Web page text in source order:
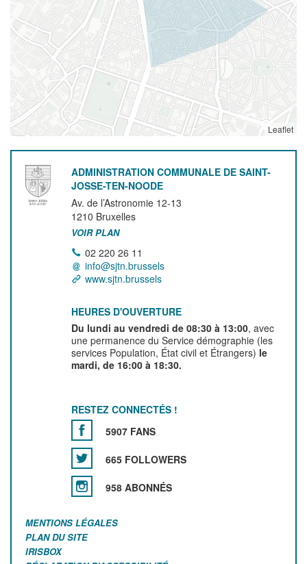
Leaflet
ADMINISTRATION COMMUNALE DE SAINT-
JOSSE-TEN-NOODE
Av. de l’Astronomie 12-13
1210 Bruxelles
VOIR PLAN
02 220 26 11
info@sjtn.brussels
www.sjtn.brussels
HEURES D'OUVERTURE
Du lundi au vendredi de 08:30 à 13:00, avec
une permanence du Service démographie (les
services Population, État civil et Étrangers) le
mardi, de 16:00 à 18:30.
RESTEZ CONNECTÉS !
5907 FANS
665 FOLLOWERS
958 ABONNÉS
MENTIONS LÉGALES
PLAN DU SITE
IRISBOX